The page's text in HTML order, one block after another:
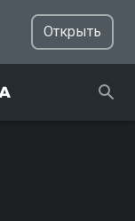
Открыть